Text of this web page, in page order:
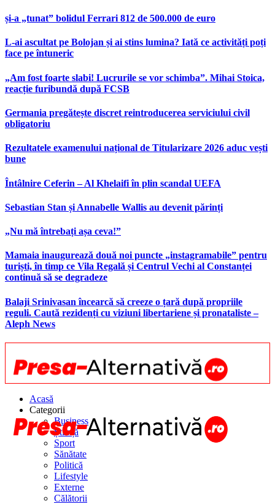
și-a „tunat” bolidul Ferrari 812 de 500.000 de euro
L-ai ascultat pe Bolojan și ai stins lumina? Iată ce activități poți
face pe întuneric
„Am fost foarte slabi! Lucrurile se vor schimba”. Mihai Stoica,
reacție furibundă după FCSB
Germania pregătește discret reintroducerea serviciului civil
obligatoriu
Rezultatele examenului național de Titularizare 2026 aduc vești
bune
Întâlnire Ceferin – Al Khelaifi în plin scandal UEFA
Sebastian Stan și Annabelle Wallis au devenit părinți
„Nu mă întrebați așa ceva!”
Mamaia inaugurează două noi puncte „instagramabile” pentru
turiști, în timp ce Vila Regală și Centrul Vechi al Constanței
continuă să se degradeze
Balaji Srinivasan încearcă să creeze o țară după propriile
reguli. Caută rezidenți cu viziuni libertariene și pronataliste –
Aleph News
Acasă
Categorii
Business
Știință
Sport
Sănătate
Politică
Lifestyle
Externe
Călătorii